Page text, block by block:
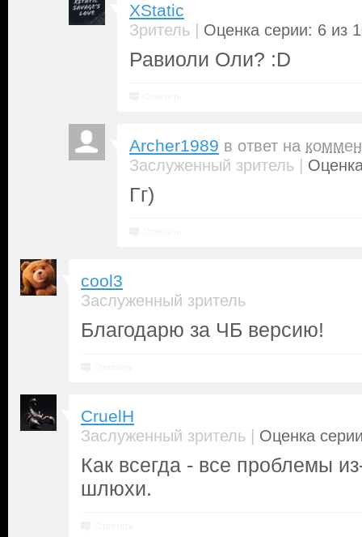
XStatic
Зритель | Оценка серии: 6 из
Равиоли Оли? :D
Archer1989 в ответ на
Заслуженный зритель |
Гг)
cool3
Заслуженный зритель
Благодарю за ЧБ версию!
CruelH
Заслуженный зритель | Оценка
Как всегда - все проблемы
шлюхи.